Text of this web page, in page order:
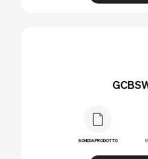
SCHEDA PRODOTTO